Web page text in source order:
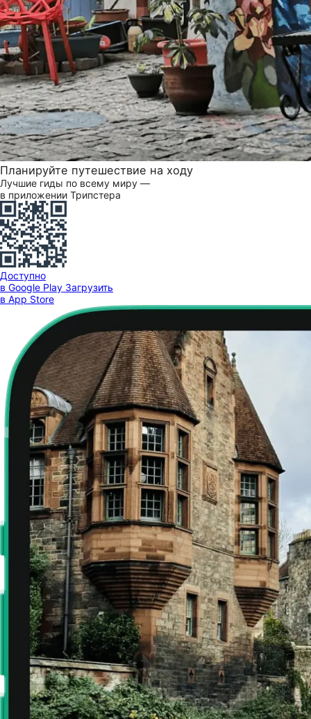
Планируйте путешествие на ходу
Лучшие гиды по всему миру —
в приложении Трипстера
Доступно
в Google Play Загрузить
в App Store